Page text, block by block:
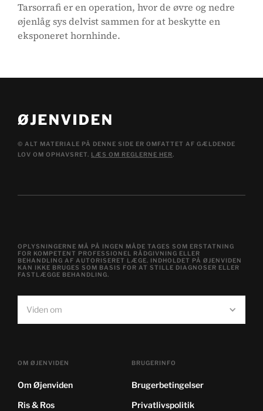
Tarsorrafi er en operation, hvor de øvre og nedre
øjenlåg sys delvist sammen for at beskytte en
eksponeret hornhinde.
© ALT MATERIALE PÅ DENNE SIDE ER OMFATTET AF GÆLDENDE
LOV OM OPHAVSRET. LÆS OM REGLERNE HER.
Viden om
OPLYSNINGERNE MÅ PÅ INGEN MÅDE TAGES SOM ERSTATNING
FOR KOMPETENT PROFESSIONEL RÅDGIVNING ELLER
BEHANDLING AF AUTORISERET LÆGE. INDHOLDET PÅ ØJENVIDEN
KAN IKKE BRUGES SOM BASIS FOR AT STILLE DIAGNOSER ELLER
FASTLÆGGE BEHANDLING.
OM ØJENVIDEN
Om Øjenviden
Ris & Ros
BRUGERINFO
Brugerbetingelser
Privatlivspolitik